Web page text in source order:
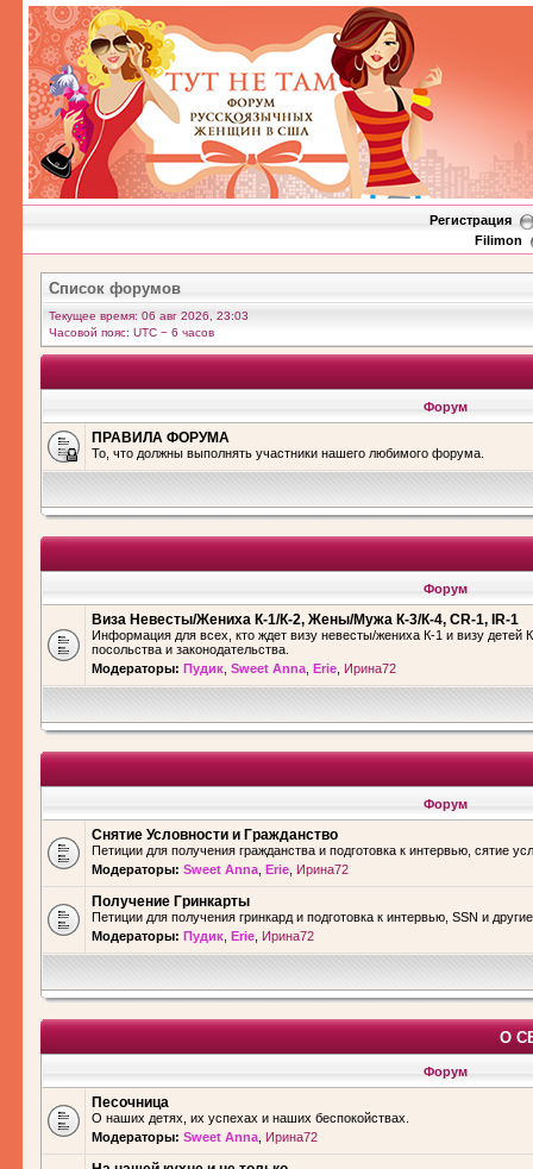
Регистрация
Filimon
Список форумов
Текущее время: 06 авг 2026, 23:03
Часовой пояс: UTC − 6 часов
Форум
ПРАВИЛА ФОРУМА
То, что должны выполнять участники нашего любимого форума.
Форум
Виза Невесты/Жениха К-1/К-2, Жены/Мужа К-3/К-4, CR-1, IR-1
Информация для всех, кто ждет визу невесты/жениха К-1 и визу
посольства и законодательства.
Модераторы: Пудик Sweet Anna Erie Ирина72
Форум
Снятие Условности и Гражданство
Петиции для получения гражданства и подготовка к интервью, сятие
Модераторы: Sweet Anna Erie Ирина72
Получение Гринкарты
Петиции для получения гринкард и подготовка к интервью, SSN и
Модераторы: Пудик Erie Ирина72
О
Форум
Песочница
О наших детях, их успехах и наших беспокойствах.
Модераторы: Sweet Anna Ирина72